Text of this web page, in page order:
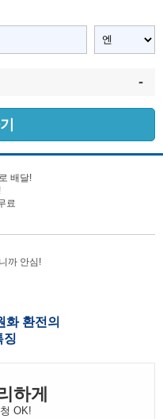
-
배달!
료
까 안심!
화 환전의
징
하게
OK!